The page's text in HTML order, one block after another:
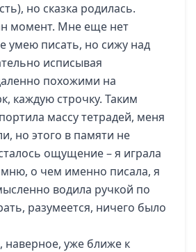
но сказка родилась.
момент. Мне еще нет
умею писать, но сижу над
исписывая
похожими на
каждую строчку. Таким
массу тетрадей, меня
но этого в памяти не
ощущение – я играла
о чем именно писала, я
водила ручкой по
разумеется, ничего было
уже ближе к